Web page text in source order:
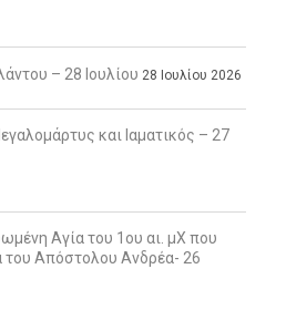
– 28 Ιουλίου 28 Ιουλίου 2026
και Ιαματικός – 27
Αγία του 1ου αι. μΧ που
του Απόστολου Ανδρέα- 26